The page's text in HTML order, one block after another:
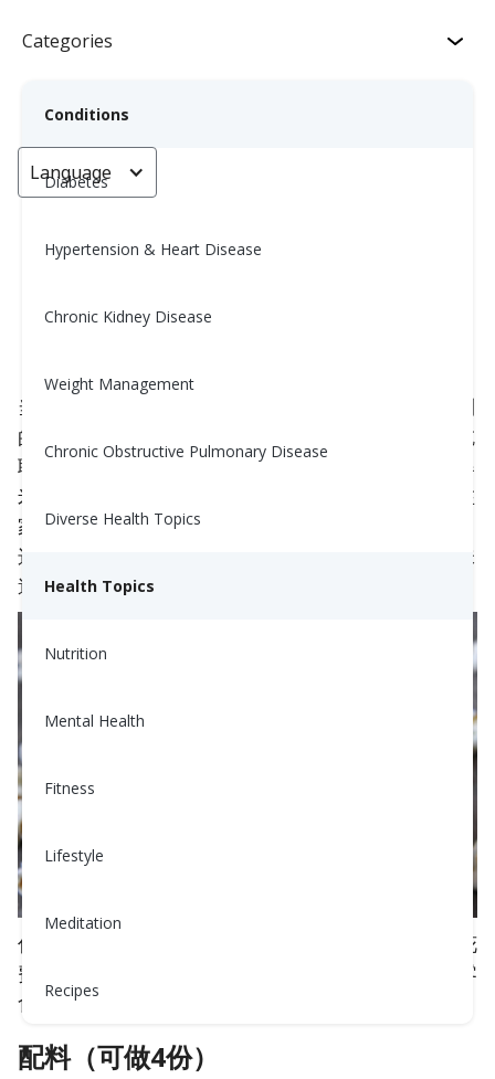
Categories
Conditions
Diabetes
Hypertension & Heart Disease
Chronic Kidney Disease
Weight Management
Chronic Obstructive Pulmonary Disease
Diverse Health Topics
Health Topics
Nutrition
Mental Health
Fitness
Lifestyle
Meditation
Recipes
Language
健康爆米花 (Healthy Stovetop
当说起健康的零食时，爆米花可能不是你首先会想到
的。我们通常把爆米花和充满黄油的高热量电影小吃
联系在一起。但是不要被欺骗了：黄油才是使电影爆
米花的热量超过一千卡路里的元凶。然而，如果你在
家里自己制作，爆米花可能是你吃的
这篇文章教你如何在家里做爆米花，并将你喜欢的味
道添加到这个最受人喜爱的电影小吃里！
你知道一杯原味爆米花只有35卡路里，而且只需要花
费15美分吗？如果你自己做的话，也是非常健康的零
食！
配料（可做4份）